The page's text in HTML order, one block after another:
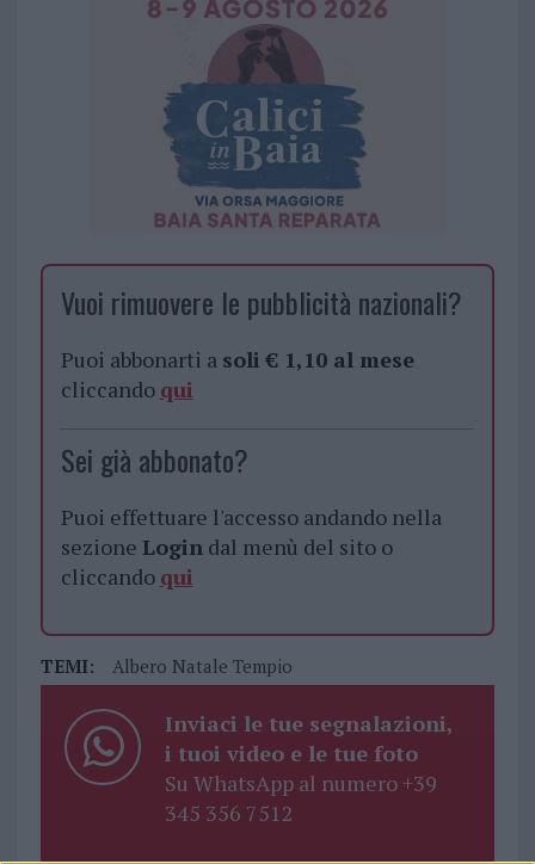
Vuoi rimuovere le pubblicità nazionali?
Puoi abbonarti a soli € 1,10 al mese
cliccando qui
Sei già abbonato?
Puoi effettuare l'accesso andando nella
sezione Logindal menù del sito o
cliccando qui
TEMI: Albero Natale Tempio
Inviaci le tue segnalazioni,
i tuoi video e le tue foto
Su WhatsApp al numero +39
345 356 7512